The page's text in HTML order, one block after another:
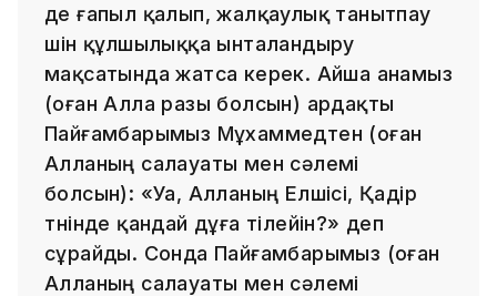
де ғапыл қалып, жалқаулық танытпау
үшін құлшылыққа ынталандыру
мақсатында жатса керек. Айша анамыз
(оған Алла разы болсын) ардақты
Пайғамбарымыз Мұхаммедтен (оған
Алланың салауаты мен сәлемі
болсын): «Уа, Алланың Елшісі, Қадір
түнінде қандай дұға тілейін?» деп
сұрайды. Сонда Пайғамбарымыз (оған
Алланың салауаты мен сәлемі